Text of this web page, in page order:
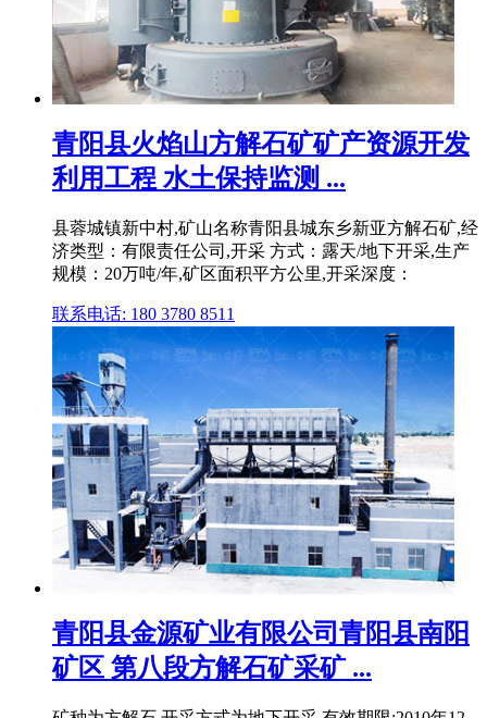
青阳县火焰山方解石矿矿产资源开发
利用工程 水土保持监测 ...
县蓉城镇新中村,矿山名称青阳县城东乡新亚方解石矿,经
济类型：有限责任公司,开采 方式：露天/地下开采,生产
规模：20万吨/年,矿区面积平方公里,开采深度：
联系电话: 180 3780 8511
青阳县金源矿业有限公司青阳县南阳
矿区 第八段方解石矿采矿 ...